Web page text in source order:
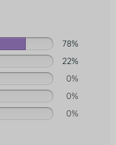
78%
22%
0%
0%
0%